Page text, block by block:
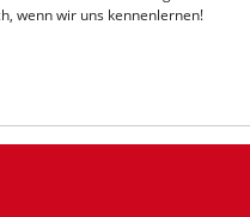
wenn wir uns kennenlernen!